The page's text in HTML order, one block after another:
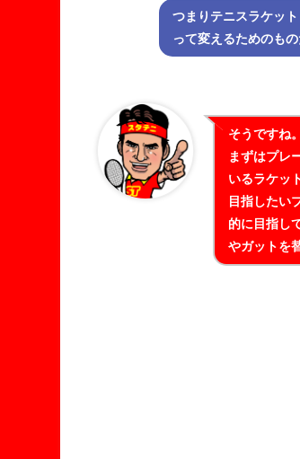
つまりテニスラケッ
って変えるためのも
そうですね。
まずはプレ
いるラケッ
目指したい
的に目指し
やガットを